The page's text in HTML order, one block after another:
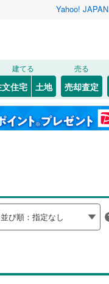
Yahoo! JAPAN
建てる
住宅 土地
売る
売却査定
田 山形
山口
(114)
(49)
吉岡町(5)
仁田町(0)
)
(1)
(2)
(1)
0)
(0)
線(0 )
30年以上（1）
ンガレージ（0）
ラ（ 0）
ました
ページから設定できます。
町
存する
入りリストを見る
入りリストを見る